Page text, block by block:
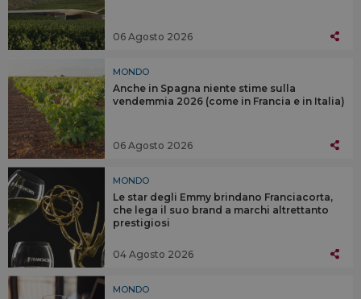
06 Agosto 2026
MONDO
Anche in Spagna niente stime sulla
vendemmia 2026 (come in Francia e in Italia)
06 Agosto 2026
MONDO
Le star degli Emmy brindano Franciacorta,
che lega il suo brand a marchi altrettanto
prestigiosi
04 Agosto 2026
MONDO